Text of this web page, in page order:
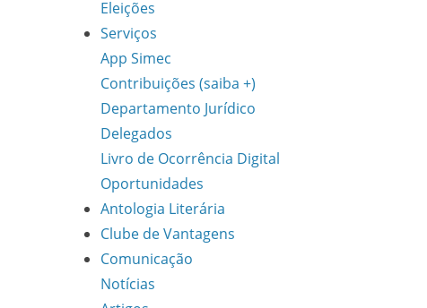
Eleições
Serviços
App Simec
Contribuições (saiba +)
Departamento Jurídico
Delegados
Livro de Ocorrência Digital
Oportunidades
Antologia Literária
Clube de Vantagens
Comunicação
Notícias